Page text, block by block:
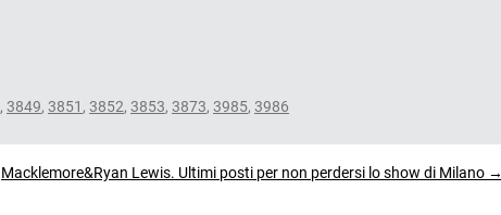
, 3849, 3851 , 3852, 3853, 3873, 3985, 3986
Macklemore&Ryan Lewis. Ultimi posti per non perdersi lo show di Milano →